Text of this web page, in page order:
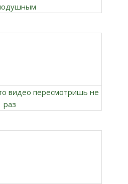
видео пересмотришь не
раз